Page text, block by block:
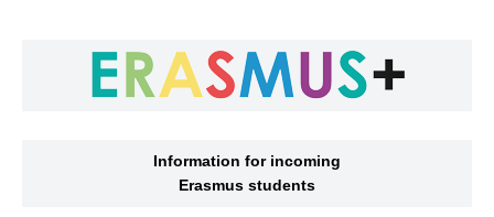
Information for incoming
Erasmus students